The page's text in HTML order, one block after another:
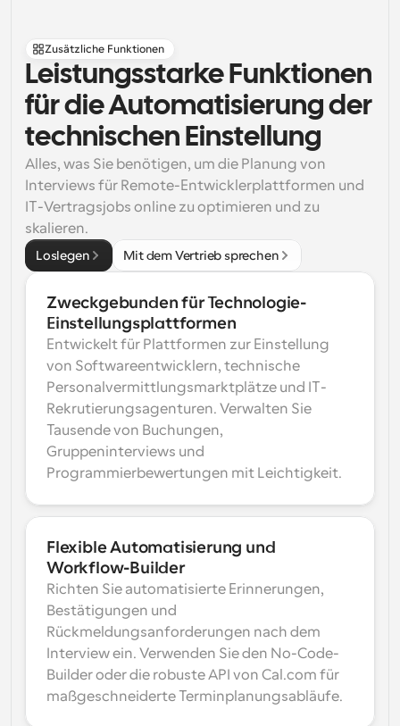
Zusätzliche Funktionen
Leistungsstarke Funktionen
für die Automatisierung der
technischen Einstellung
Alles, was Sie benötigen, um die Planung von
Interviews für Remote-Entwicklerplattformen und
IT-Vertragsjobs online zu optimieren und zu
skalieren.
Loslegen Mit dem Vertrieb sprechen
Zweckgebunden für Technologie-
Einstellungsplattformen
Entwickelt für Plattformen zur Einstellung
von Softwareentwicklern, technische
Personalvermittlungsmarktplätze und IT-
Rekrutierungsagenturen. Verwalten Sie
Tausende von Buchungen,
Gruppeninterviews und
Programmierbewertungen mit Leichtigkeit.
Flexible Automatisierung und
Workflow-Builder
Richten Sie automatisierte Erinnerungen,
Bestätigungen und
Rückmeldungsanforderungen nach dem
Interview ein. Verwenden Sie den No-Code-
Builder oder die robuste API von Cal.com für
maßgeschneiderte Terminplanungsabläufe.